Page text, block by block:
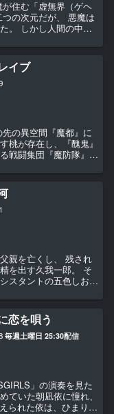
住む「虚無界（ゲヘ
の次元だが、 悪魔は
。 しかし人間の中に
イブ
の異空間『魔都』に
桃が存在し、『醜鬼』
戦闘集団『魔防隊』が
親を亡くし、 残され
を出す久我一郎。 そ
スタントの五色しお
恋を唄う
毎週土曜日 25:30配信
」の演奏を見た
ていた朝凪依に憧れ、
られた依は、ひまり